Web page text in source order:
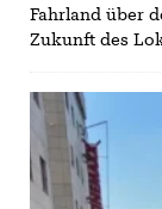
Fahrland über
Zukunft des